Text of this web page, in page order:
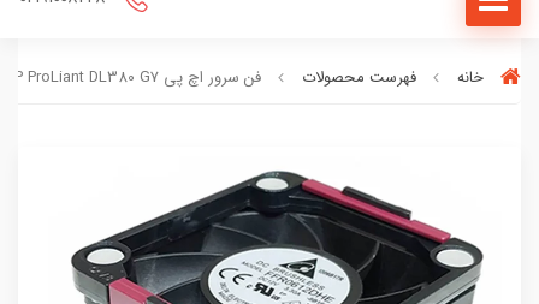
خانه فهرست محصولات فن سرور اچ پی HP ProLiant DL380 G7